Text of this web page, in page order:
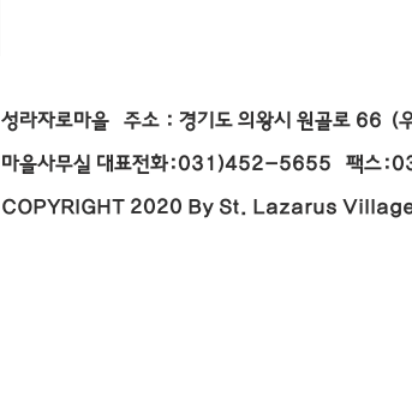
성라자로마을 주소 : 경기도 의왕시 원골
마을사무실 대표전화:031)452-5655 팩
COPYRIGHT 2020 By St. Lazarus